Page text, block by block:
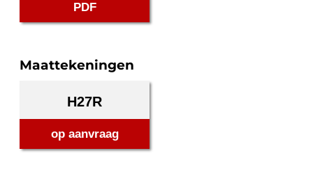
PDF
Maattekeningen
H27R
op aanvraag